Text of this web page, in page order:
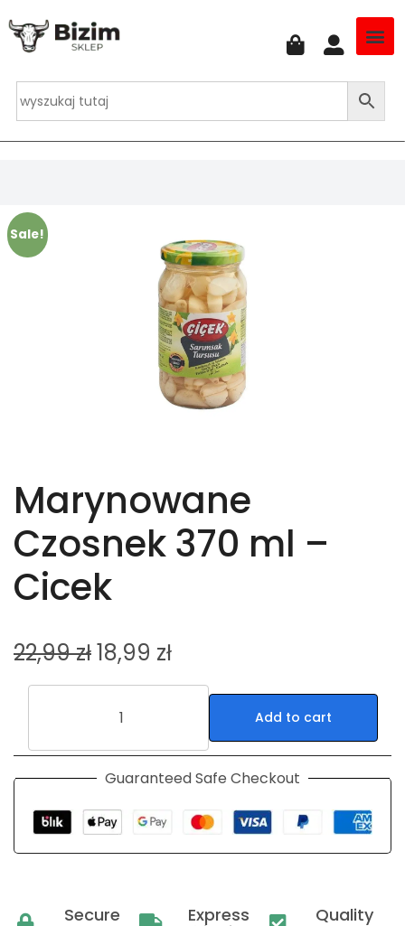
Sale!
Marynowane
Czosnek 370 ml –
Cicek
22,99zł18,99 zł
Add to cart
Guaranteed Safe Checkout
Secure Express Quality